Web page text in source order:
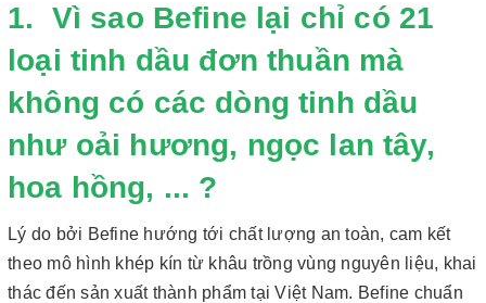
1. Vì sao Befine lại chỉ có 21
loại tinh dầu đơn thuần mà
không có các dòng tinh dầu
như oải hương, ngọc lan tây,
hoa hồng, ... ?
Lý do bởi Befine hướng tới chất lượng an toàn, cam kết
theo mô hình khép kín từ khâu trồng vùng nguyên liệu, khai
thác đến sản xuất thành phẩm tại Việt Nam. Befine chuẩn